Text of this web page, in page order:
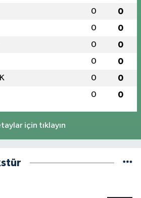
0 0
0 0
0 0
0 0
0 0
0 0
için tıklayın